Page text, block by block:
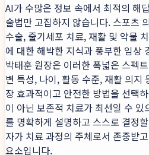
AI가 수많은 정보 속에서 최적의 해
술법만 고집하지 않습니다. 스포츠
수술, 줄기세포 치료, 재활 및 약물
에 대한 해박한 지식과 풍부한 임상
박태훈 원장은 이러한 폭넓은 스펙
변 특성, 나이, 활동 수준, 재활 의지
장 효과적이고 안전한 방법을 선택
이 아닌 보존적 치료가 최선일 수
를 명확하게 설명하고 스스로 결정
자가 치료 과정의 주체로서 존중받
요소입니다.